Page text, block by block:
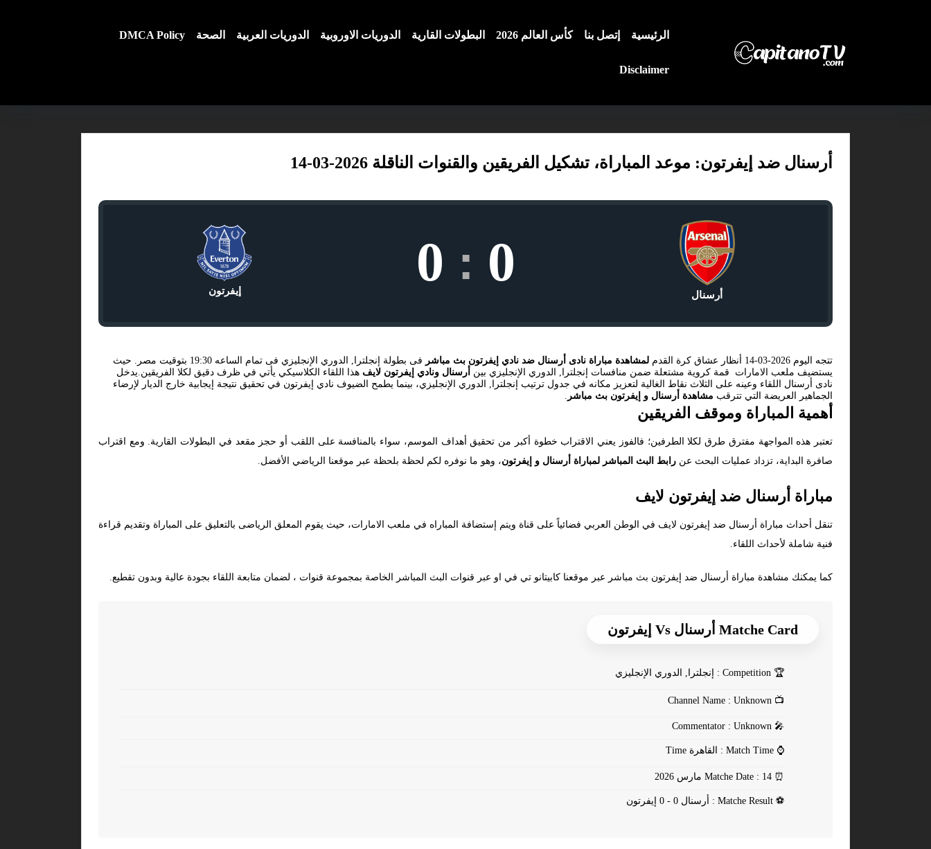
الرئيسية إتصل بنا كأس العالم 2026 البطولات القارية الدوريات الاوروبية الدوريات العربية الصحة DMCA Policy
Disclaimer
أرسنال ضد إيفرتون: موعد المباراة، تشكيل الفريقين والقنوات الناقلة 2026-03-14
أرسنال
0
:
0 إيفرتون
تتجه اليوم 2026-03-14 أنظار عشاق كرة القدم لمشاهدة مباراة نادى أرسنال ضد نادي إيفرتون بث مباشر
فى بطولة إنجلترا, الدوري الإنجليزي فى تمام الساعه 19:30 بتوقيت مصر. حيث
يستضيف ملعب الامارات قمة كروية مشتعلة ضمن منافسات إنجلترا, الدوري الإنجليزي بين أرسنال ونادي إيفرتون لايف هذا اللقاء الكلاسيكي يأتي في ظرف دقيق لكلا الفريقين.يدخل
نادى أرسنال اللقاء وعينه على الثلاث نقاط الغالية لتعزيز مكانه في جدول ترتيب إنجلترا, الدوري الإنجليزي، بينما يطمح الضيوف نادي إيفرتون في تحقيق نتيجة إيجابية خارج الديار لإرضاء
الجماهير العريضة التي تترقب مشاهدة أرسنال و إيفرتون بث مباشر
أهمية المباراة وموقف الفريقين
تعتبر هذه المواجهة مفترق طرق لكلا الطرفين؛ فالفوز يعني الاقتراب خطوة أكبر من تحقيق أهداف الموسم، سواء بالمنافسة على اللقب أو حجز مقعد في البطولات القارية. ومع اقتراب
صافرة البداية، تزداد عمليات البحث عن رابط البث المباشر لمباراة أرسنال و إيفرتون، وهو ما نوفره لكم لحظة بلحظة عبر موقعنا الرياضي الأفضل.
مباراة أرسنال ضد إيفرتون لايف
تنقل أحداث مباراة أرسنال ضد إيفرتون لايف في الوطن العربي فضائياً على قناة ويتم إستضافة المباراه في ملعب الامارات، حيث يقوم المعلق الرياضى بالتعليق على المباراة وتقديم قراءة
فنية شاملة لأحداث اللقاء.
كما يمكنك مشاهدة مباراة أرسنال ضد إيفرتون بث مباشر عبر موقعنا كابيتانو تي في او عبر قنوات البث المباشر الخاصة بمجموعة قنوات ، لضمان متابعة اللقاء بجودة عالية وبدون تقطيع.
Matche Card أرسنال Vs إيفرتون
🏆
📺
🎤
⌚
⏰
⚽